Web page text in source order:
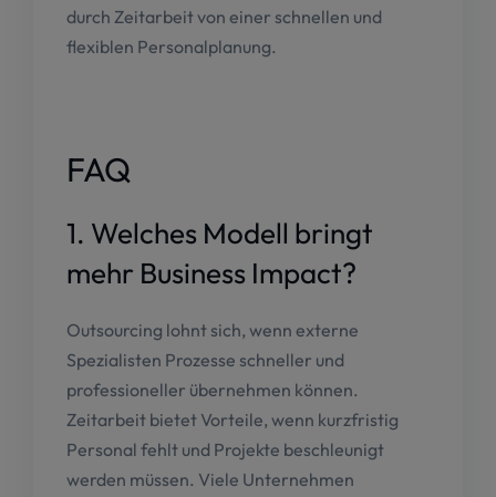
durch Zeitarbeit von einer schnellen und
flexiblen Personalplanung.
FAQ
1. Welches Modell bringt
mehr Business Impact?
Outsourcing lohnt sich, wenn externe
Spezialisten Prozesse schneller und
professioneller übernehmen können.
Zeitarbeit bietet Vorteile, wenn kurzfristig
Personal fehlt und Projekte beschleunigt
werden müssen. Viele Unternehmen